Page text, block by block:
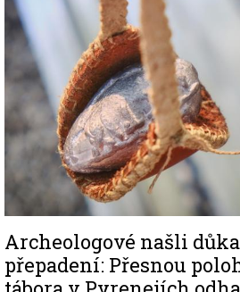
Archeologové našli
přepadení: Přesnou